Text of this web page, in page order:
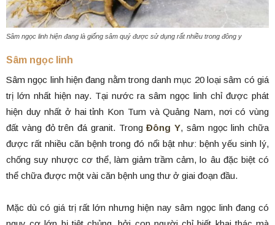
Sâm ngọc linh hiện đang là giống sâm quý được sử dụng rất nhiều trong đông y
Sâm ngọc linh
Sâm ngọc linh hiện đang nằm trong danh mục 20 loại sâm có giá
trị lớn nhất hiện nay. Tại nước ra sâm ngọc linh chỉ được phát
hiện duy nhất ở hai tỉnh Kon Tum và Quảng Nam, nơi có vùng
đất vàng đỏ trên đá granit. TrongĐông Y, sâm ngọc linh chữa
được rất nhiều căn bệnh trong đó nổi bật như: bệnh yếu sinh lý,
chống suy nhược cơ thể, làm giảm trầm cảm, lo âu đặc biệt có
thể chữa được một vài căn bệnh ung thư ở giai đoạn đầu.
Mặc dù có giá trị rất lớn nhưng hiện nay sâm ngọc linh đang có